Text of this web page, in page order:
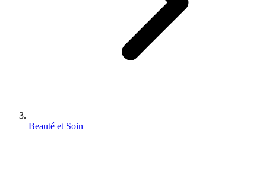
Beauté et Soin